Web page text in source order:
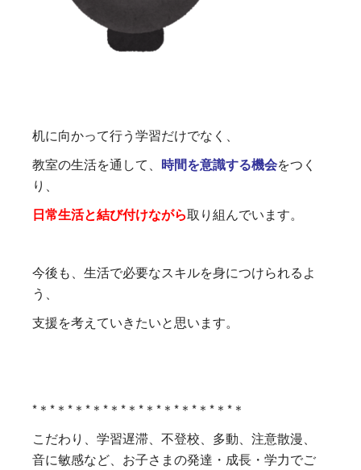
机に向かって行う学習だけでなく、
教室の生活を通して、 時間を意識する機会をつく
り、
日常生活と結び付けながら取り組んでいます。
今後も、生活で必要なスキルを身につけられるよ
う、
支援を考えていきたいと思います。
*＊*＊*＊*＊*＊*＊*＊*＊*＊*＊*＊*＊
こだわり、学習遅滞、不登校、多動、注意散漫、
音に敏感など、お子さまの発達・成長・学力でご